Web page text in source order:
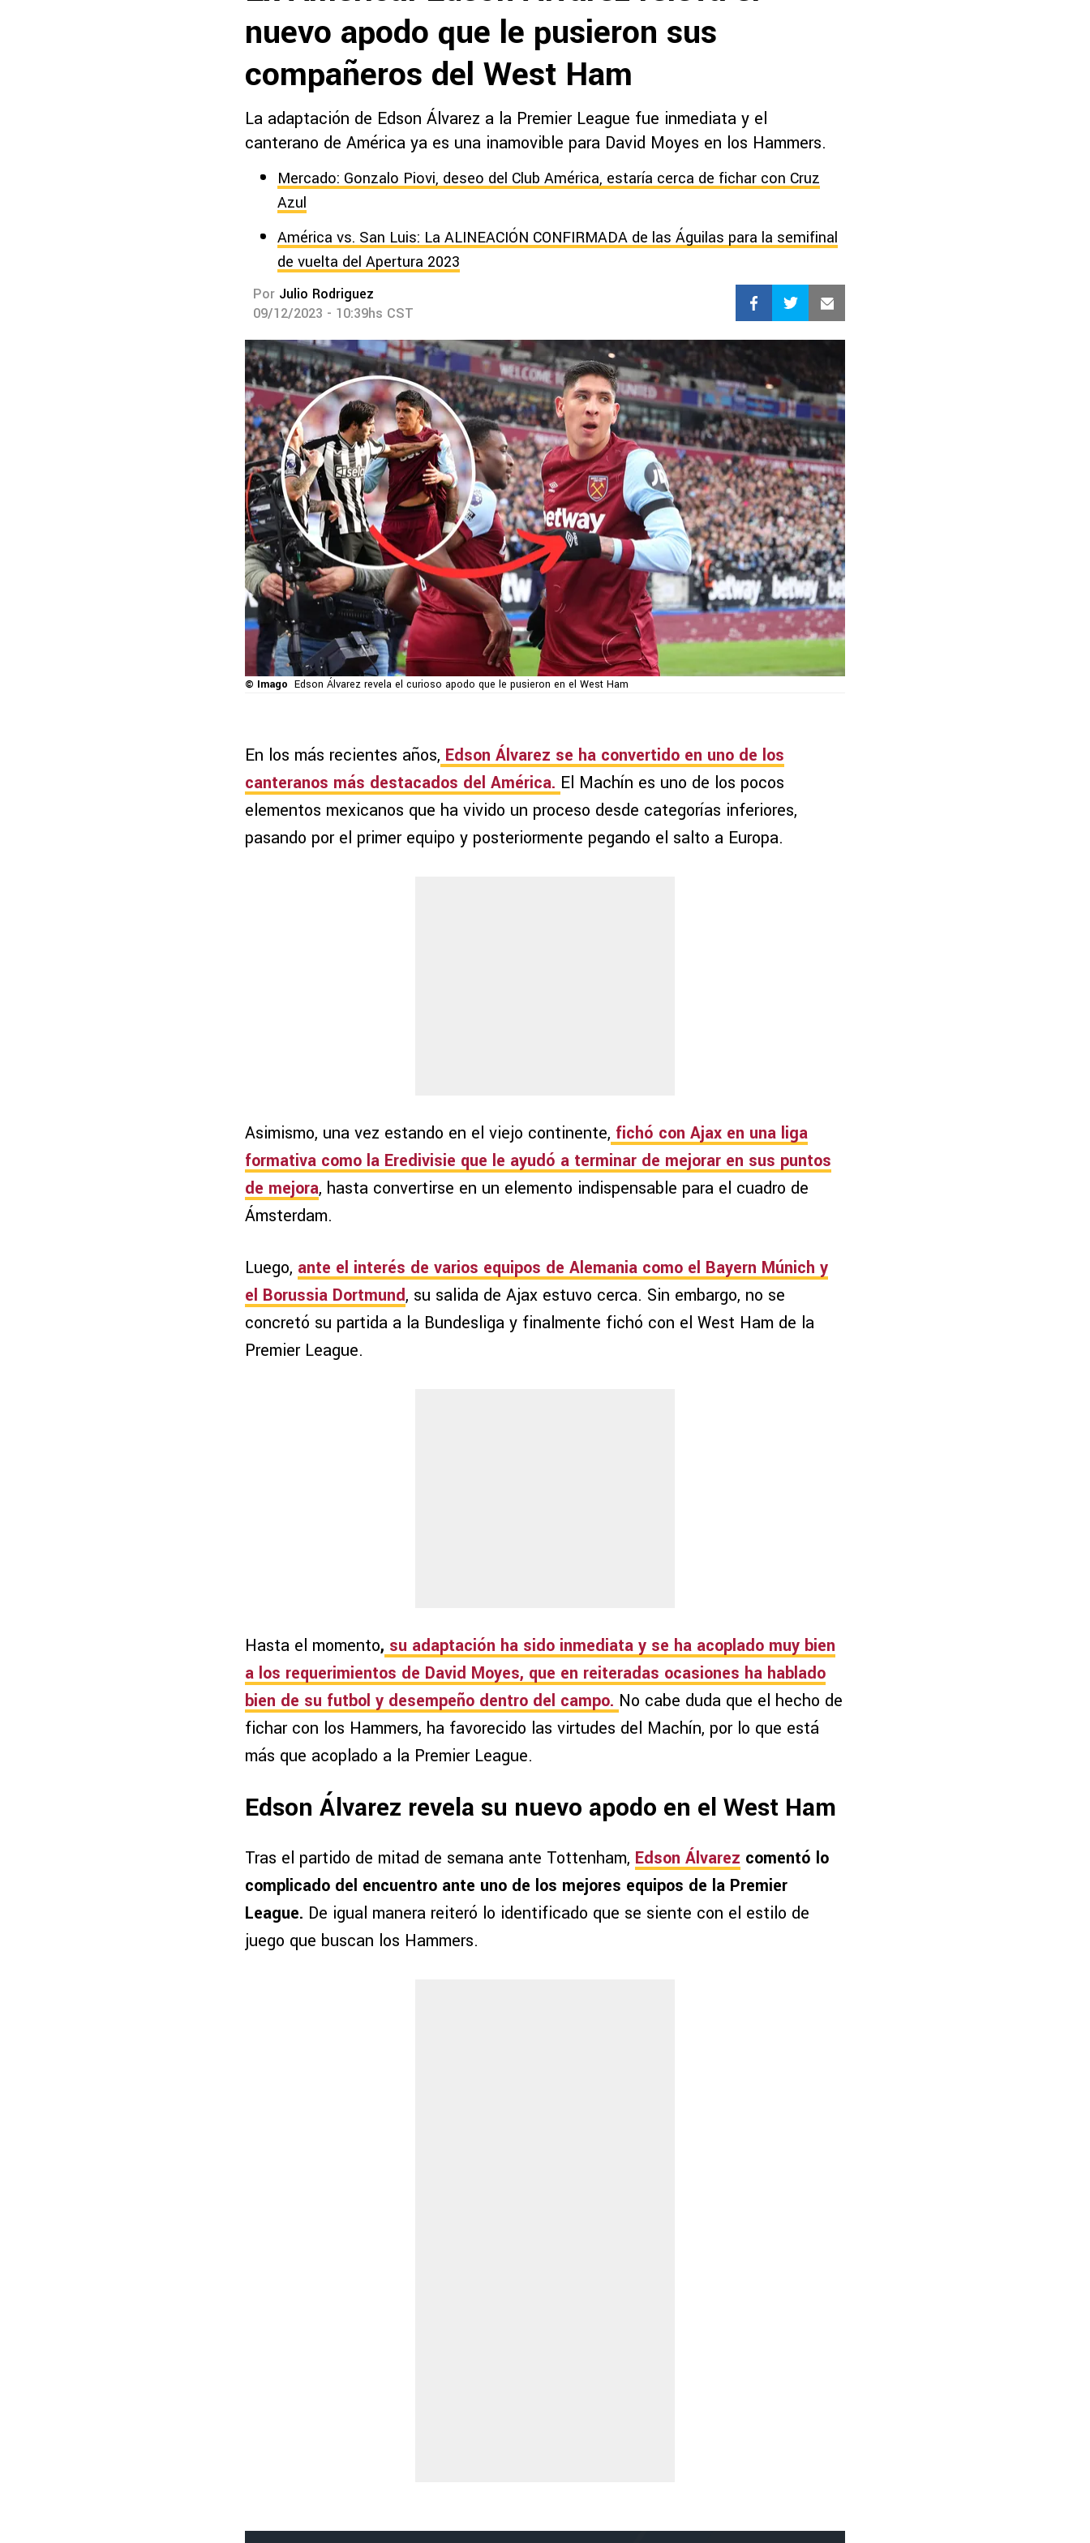
nuevo apodo que le pusieron sus
compañeros del West Ham
La adaptación de Edson Álvarez a la Premier League fue inmediata y el
canterano de América ya es una inamovible para David Moyes en los Hammers.
Mercado: Gonzalo Piovi, deseo del Club América, estaría cerca de fichar con Cruz
Azul
América vs. San Luis: La ALINEACIÓN CONFIRMADA de las Águilas para la semifinal
de vuelta del Apertura 2023
Por Julio Rodriguez
09/12/2023 - 10:39hs CST
© Imago Edson Álvarez revela el curioso apodo que le pusieron en el West Ham
En los más recientes años, Edson Álvarez se ha convertido en uno de los
canteranos más destacados del América. El Machín es uno de los pocos
elementos mexicanos que ha vivido un proceso desde categorías inferiores,
pasando por el primer equipo y posteriormente pegando el salto a Europa.
Asimismo, una vez estando en el viejo continente, fichó con Ajax en una liga
formativa como la Eredivisie que le ayudó a terminar de mejorar en sus puntos
de mejora, hasta convertirse en un elemento indispensable para el cuadro de
Ámsterdam.
Luego, ante el interés de varios equipos de Alemania como el Bayern Múnich y
el Borussia Dortmund, su salida de Ajax estuvo cerca. Sin embargo, no se
concretó su partida a la Bundesliga y finalmente fichó con el West Ham de la
Premier League.
Hasta el momento, su adaptación ha sido inmediata y se ha acoplado muy bien
a los requerimientos de David Moyes, que en reiteradas ocasiones ha hablado
bien de su futbol y desempeño dentro del campo. No cabe duda que el hecho de
fichar con los Hammers, ha favorecido las virtudes del Machín, por lo que está
más que acoplado a la Premier League.
Edson Álvarez revela su nuevo apodo en el West Ham
Tras el partido de mitad de semana ante Tottenham, Edson Álvarez comentó lo
complicado del encuentro ante uno de los mejores equipos de la Premier
League. De igual manera reiteró lo identificado que se siente con el estilo de
juego que buscan los Hammers.